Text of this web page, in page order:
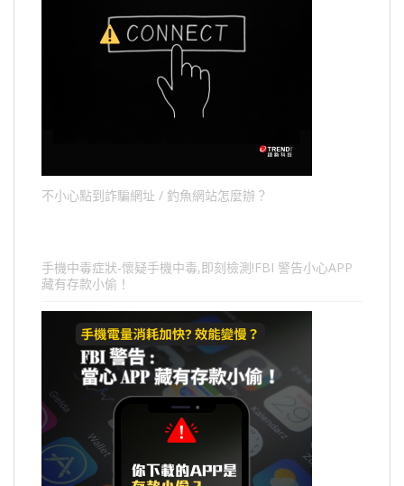
不小心點到詐騙網址 / 釣魚網站怎麼辦？
手機中毒症狀-懷疑手機中毒,即刻檢測!FBI 警告小心APP
藏有存款小偷！